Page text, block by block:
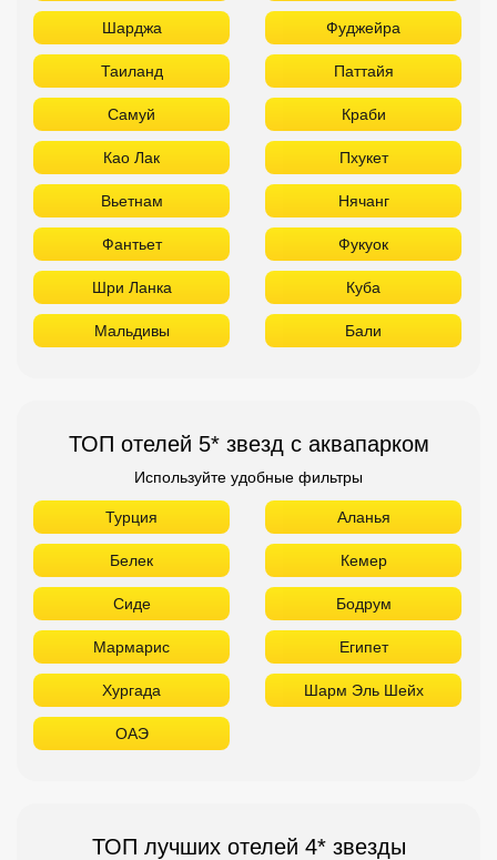
Шарджа Фуджейра
Таиланд Паттайя
Самуй Краби
Као Лак Пхукет
Вьетнам Нячанг
Фантьет Фукуок
Шри Ланка Куба
Мальдивы Бали
ТОП отелей 5* звезд с аквапарком
Используйте удобные фильтры
Турция Аланья
Белек Кемер
Сиде Бодрум
Мармарис Египет
Хургада Шарм Эль Шейх
ОАЭ
ТОП лучших отелей 4* звезды